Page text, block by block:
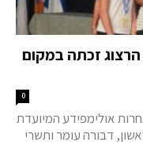
2024: נבחרת הרצוג זכתה במקום
0
אולימפידע המיועדת
דבורה עומר ותשרי